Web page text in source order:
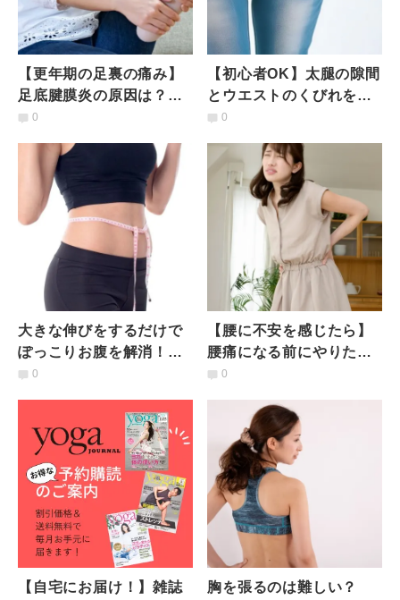
【更年期の足裏の痛み】
足底腱膜炎の原因は？ス
トレッチとツボ押しで予
0
【初心者OK】太腿の隙間
とウエストのくびれを同
時に復活！一石二鳥の簡
0
大きな伸びをするだけで
ぽっこりお腹を解消！イ
ンナーマッスルを刺激す
0
【腰に不安を感じたら】
腰痛になる前にやりた
い！骨盤が立つ内もも＆
0
【自宅にお届け！】雑誌 胸を張るのは難しい？